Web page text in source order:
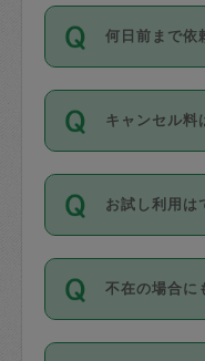
時間も被ら
社員など様
登録してい
日本語も話
ールに記載
を依頼してく
確認してい
ング動画を
現場トライ
ジさんが活
※テストセン
参考
【詳
依頼者とタ
を通して成
適用されま
です。作業
をさせたり
す。
写真を撮り、
何日前まで依
ご依頼は、
以降）の日
す。
タスカジさ
可能です。
キャンセル料
キャンセル
す。
1. 直前キャ
共通）
お試し利用は
「お試し利
せんが、「
とによって
不在の場合に
不在の場合